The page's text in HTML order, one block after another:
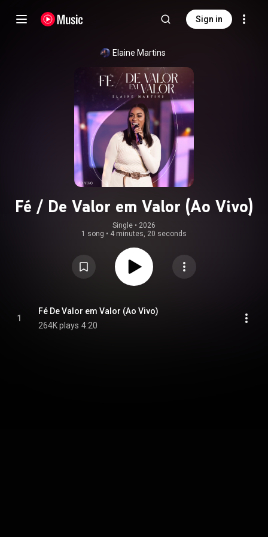
Sign in
Elaine Martins
Fé / De Valor em Valor (Ao Vivo)
Single • 2026
1 song • 4 minutes, 20 seconds
1
Fé De Valor em Valor (Ao Vivo)
264K plays 4:20